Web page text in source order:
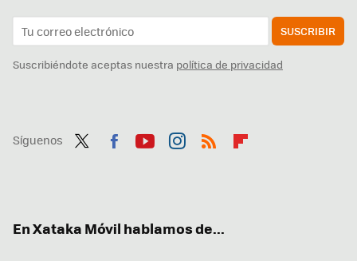
SUSCRIBIR
Suscribiéndote aceptas nuestra política de privacidad
Síguenos
En Xataka Móvil hablamos de...